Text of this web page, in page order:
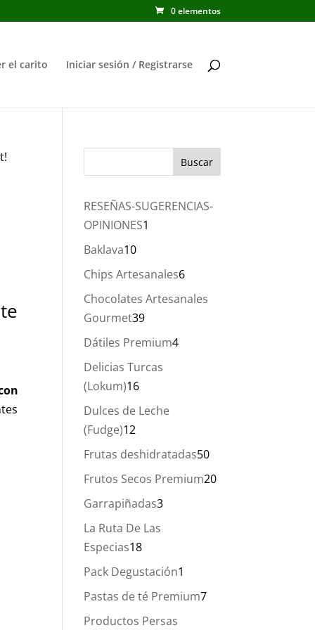
0 elementos
el carito Iniciar sesión / Registrarse
RESEÑAS-SUGERENCIAS-
OPINIONES1
Baklava1010
productos
Chips Artesanales66
productos
Chocolates Artesanales
Gourmet3939
productos
Dátiles Premium44
Delicias Turcas
(Lokum)1616
productos
Dulces de Leche
(Fudge)12
productos
Frutas deshidratadas5050
productos
Frutos Secos Premium2020
Garrapiñadas33
La Ruta De Las
Especias1818
productos
Pack Degustación1
producto
Pastas de té Premium77
Productos Persas